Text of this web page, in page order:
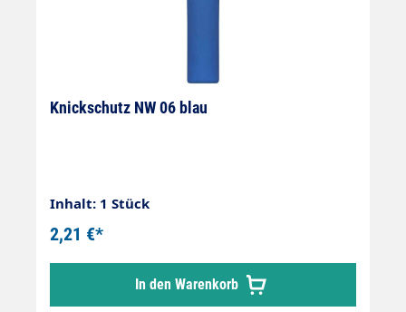
Knickschutz NW 06 blau
Inhalt: 1 Stück
2,21 €*
In den Warenkorb